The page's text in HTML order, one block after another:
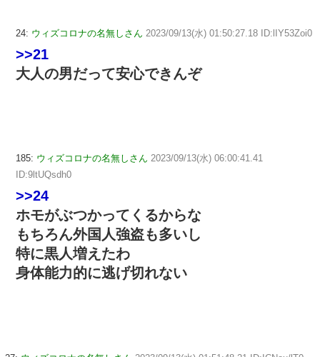
24: ウィズコロナの名無しさん 2023/09/13(水) 01:50:27.18 ID:lIY53Zoi0
>>21
大人の男だって安心できんぞ
185: ウィズコロナの名無しさん 2023/09/13(水) 06:00:41.41
ID:9ltUQsdh0
>>24
ホモがぶつかってくるからな
もちろん外国人強盗も多いし
特に黒人増えたわ
身体能力的に逃げ切れない